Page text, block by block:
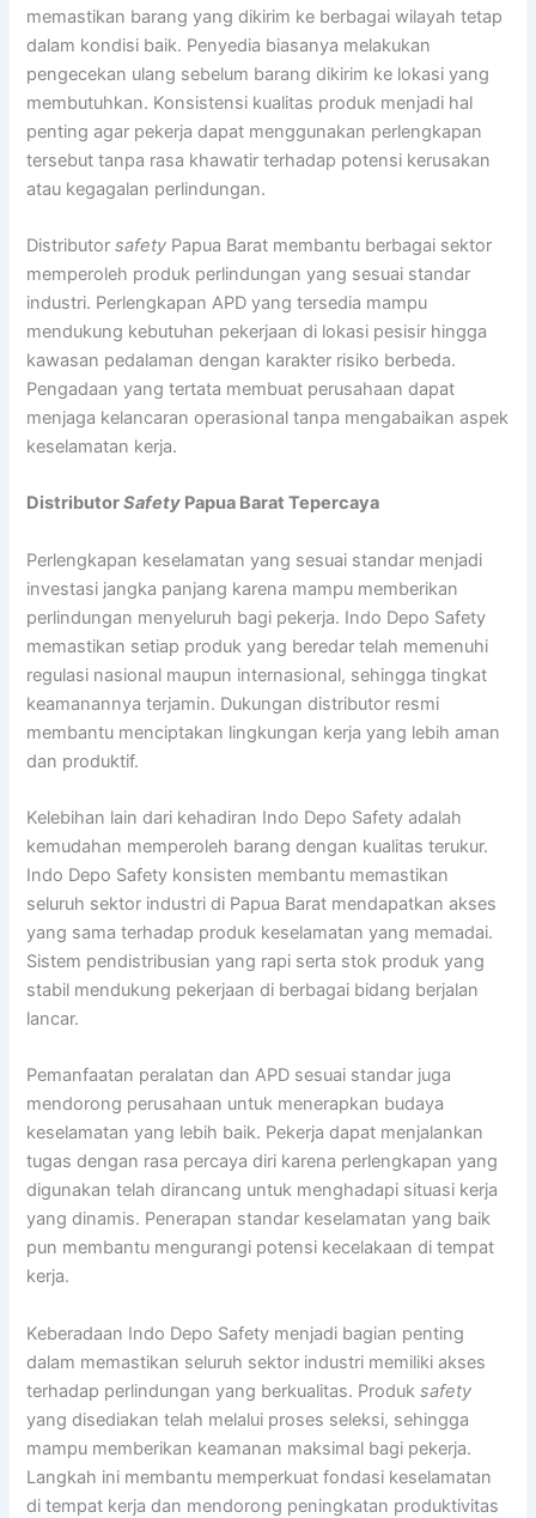
memastikan barang yang dikirim ke berbagai wilayah tetap
dalam kondisi baik. Penyedia biasanya melakukan
pengecekan ulang sebelum barang dikirim ke lokasi yang
membutuhkan. Konsistensi kualitas produk menjadi hal
penting agar pekerja dapat menggunakan perlengkapan
tersebut tanpa rasa khawatir terhadap potensi kerusakan
atau kegagalan perlindungan.
Distributorsafety Papua Barat membantu berbagai sektor
memperoleh produk perlindungan yang sesuai standar
industri. Perlengkapan APD yang tersedia mampu
mendukung kebutuhan pekerjaan di lokasi pesisir hingga
kawasan pedalaman dengan karakter risiko berbeda.
Pengadaan yang tertata membuat perusahaan dapat
menjaga kelancaran operasional tanpa mengabaikan aspek
keselamatan kerja.
DistributorSafety Papua Barat Tepercaya
Perlengkapan keselamatan yang sesuai standar menjadi
investasi jangka panjang karena mampu memberikan
perlindungan menyeluruh bagi pekerja. Indo Depo Safety
memastikan setiap produk yang beredar telah memenuhi
regulasi nasional maupun internasional, sehingga tingkat
keamanannya terjamin. Dukungan distributor resmi
membantu menciptakan lingkungan kerja yang lebih aman
dan produktif.
Kelebihan lain dari kehadiran Indo Depo Safety adalah
kemudahan memperoleh barang dengan kualitas terukur.
Indo Depo Safety konsisten membantu memastikan
seluruh sektor industri di Papua Barat mendapatkan akses
yang sama terhadap produk keselamatan yang memadai.
Sistem pendistribusian yang rapi serta stok produk yang
stabil mendukung pekerjaan di berbagai bidang berjalan
lancar.
Pemanfaatan peralatan dan APD sesuai standar juga
mendorong perusahaan untuk menerapkan budaya
keselamatan yang lebih baik. Pekerja dapat menjalankan
tugas dengan rasa percaya diri karena perlengkapan yang
digunakan telah dirancang untuk menghadapi situasi kerja
yang dinamis. Penerapan standar keselamatan yang baik
pun membantu mengurangi potensi kecelakaan di tempat
kerja.
Keberadaan Indo Depo Safety menjadi bagian penting
dalam memastikan seluruh sektor industri memiliki akses
terhadap perlindungan yang berkualitas. Produksafety
yang disediakan telah melalui proses seleksi, sehingga
mampu memberikan keamanan maksimal bagi pekerja.
Langkah ini membantu memperkuat fondasi keselamatan
di tempat kerja dan mendorong peningkatan produktivitas